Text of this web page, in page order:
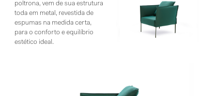
poltrona, vem de sua estrutura
toda em metal, revestida de
espumas na medida certa,
para o conforto e equilíbrio
estético ideal.